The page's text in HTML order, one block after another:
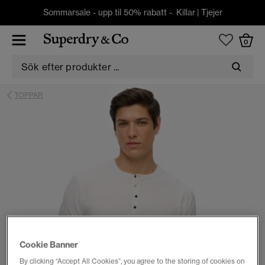
Sommarsale - upp til 50% rabatt - Killar| Tjejer
0
TOPPAR
Cookie Banner
By clicking “Accept All Cookies”, you agree to the storing of cookies on